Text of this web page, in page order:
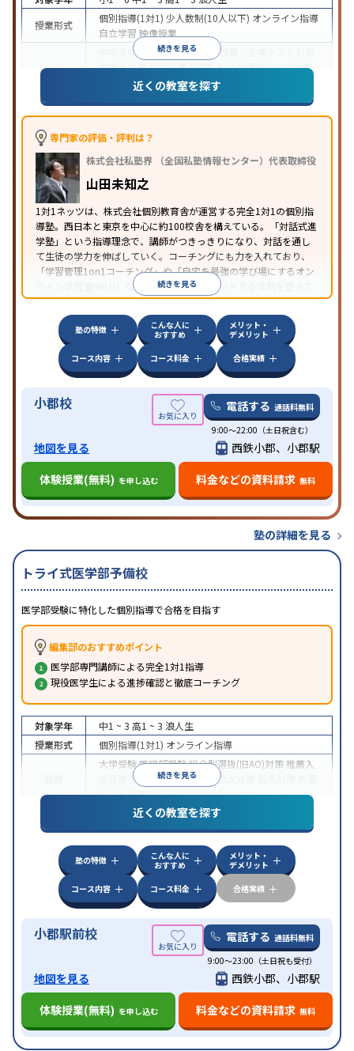
続きを見る
授業形式
個別指導(1対1) 少人数制(10人以下) オンライン指導
自立学習 映像授業
中学受験 高校受験大学受験
授業・定期テスト対策
内申点対策学習習慣の定着総合型選抜(旧AO)対策
推薦入試対策 学校別特化対策
策英語・英会話特化対策その他科目別特化対策
特徴
中高一貫校生に対応
ブレットを利用
季節講習のみの受講可自習室あり
近くの教室を探す
専門家の評価・評判は？
株式会社私塾界 （全国私塾情報センター）代表取締役
山田未知之
1対1ネッツは、株式会社個別教育舎が運営する完全1対1の個別指
導塾。西日本と東京を中心に約100校舎を構えている。「対話式進
学塾」という指導理念で、講師がつきっきりになり、対話を通し
て生徒の学力を伸ばしていく。コーチングにも力を入れており、
「学習管理1on1コーチング」や「自宅を最強の学び場にするオン
ライン学習室NALU」など、自宅学習もサポートする体制を整えて
いる。
続きを見る
塾の特徴
こんな人に
おすすめ
メリット・
デメリット
コース内容
コース料金 合格実績
小郡校 電話する 通話料無料
9:00～22:00（土日祝含む）
地図を見る
西鉄小郡、小郡駅
体験授業(無料) を申し込む 料金などの資料請求 無料
塾の詳細を見る
トライ式医学部予備校
医学部受験に特化した個別指導で合格を目指す
編集部のおすすめポイント
医学部専門講師による完全1対1指導
現役医学生による進捗確認と徹底コーチング
続きを見る
対象学年 中1 ~ 3 高1 ~ 3 浪人生
授業形式
個別指導(1対1) オンライン指導
大学受験医学部受験総合型選抜(旧AO)対策推薦入
学校別特化対策 国公立大対策
テスト対策
特徴
中高一貫校生に対応授業の振替可能
オンライン対応1科目から受講可能季節講習の
みの受講可
自習室あり
近くの教室を探す
塾の特徴
こんな人に
おすすめ
メリット・
デメリット
コース内容
コース料金 合格実績
小郡駅前校 電話する 通話料無料
9:00～23:00（土日祝も受付）
地図を見る
西鉄小郡、小郡駅
体験授業(無料) を申し込む 料金などの資料請求 無料